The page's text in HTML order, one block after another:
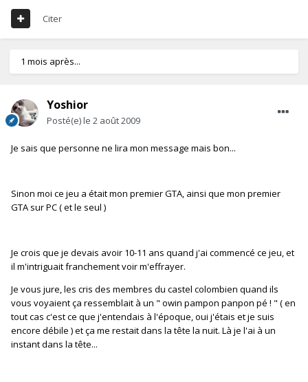
Citer
1 mois après...
Yoshior
Posté(e)le 2 août 2009
Je sais que personne ne lira mon message mais bon...
Sinon moi ce jeu a était mon premier GTA, ainsi que mon premier
GTA sur PC ( et le seul )
Je crois que je devais avoir 10-11 ans quand j'ai commencé ce jeu, et
il m'intriguait franchement voir m'effrayer.
Je vous jure, les cris des membres du castel colombien quand ils
vous voyaient ça ressemblait à un " owin pampon panpon pé ! " ( en
tout cas c'est ce que j'entendais à l'époque, oui j'étais et je suis
encore débile ) et ça me restait dans la tête la nuit. Là je l'ai à un
instant dans la tête...